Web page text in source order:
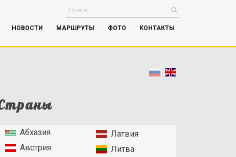
НОВОСТИ МАРШРУТЫ ФОТО КОНТАКТЫ
Абхазия
Австрия
Латвия
Литва